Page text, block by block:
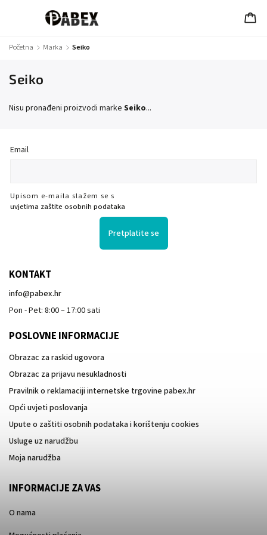
Početna / Marka / Seiko
Seiko
Nisu pronađeni proizvodi marke Seiko...
Email
Upisom e-maila slažem se s
uvjetima zaštite osobnih podataka
Pretplatite se
KONTAKT
info@pabex.hr
Pon - Pet: 8:00 – 17:00 sati
POSLOVNE INFORMACIJE
Obrazac za raskid ugovora
Obrazac za prijavu nesukladnosti
Pravilnik o reklamaciji internetske trgovine pabex.hr
Opći uvjeti poslovanja
Upute o zaštiti osobnih podataka i korištenju cookies
Usluge uz narudžbu
Moja narudžba
INFORMACIJE ZA VAS
O nama